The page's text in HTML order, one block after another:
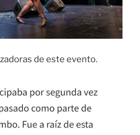
de este evento.